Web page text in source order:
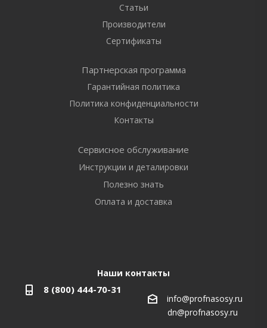
Статьи
Производители
Сертификаты
Партнерская программа
Гарантийная политика
Политика конфиденциальности
Контакты
Сервисное обслуживание
Инструкции и деталировки
Полезно знать
Оплата и доставка
Наши контакты
8 (800) 444-70-31
info@profnasosy.ru
dn@profnasosy.ru